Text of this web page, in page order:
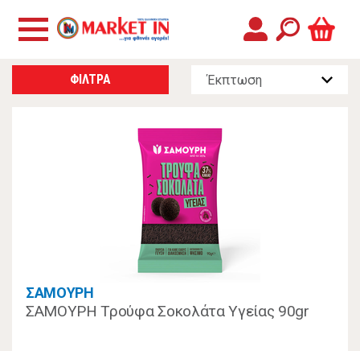
ΦΙΛΤΡΑ
ΣΑΜΟΥΡΗ
ΣΑΜΟΥΡΗ Τρούφα Σοκολάτα Υγείας 90gr